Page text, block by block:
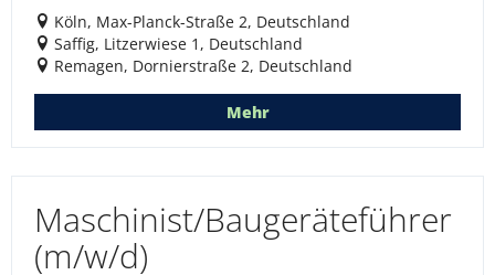
Köln, Max-Planck-Straße 2, Deutschland
Saffig, Litzerwiese 1, Deutschland
Remagen, Dornierstraße 2, Deutschland
Mehr
Maschinist/Baugeräteführer
(m/w/d)